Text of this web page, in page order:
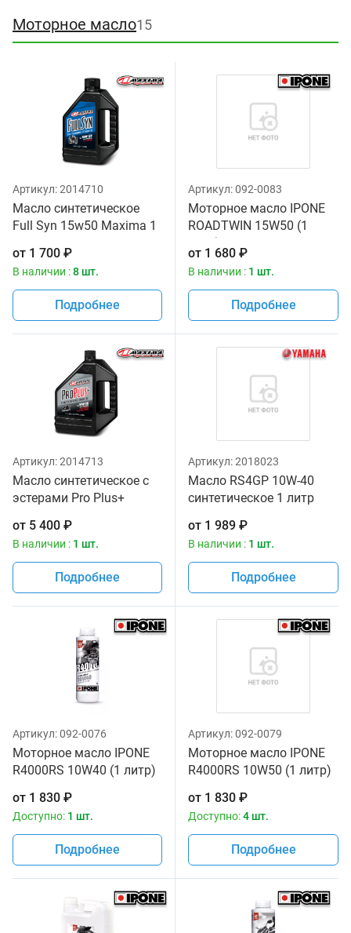
Моторное масло15
Артикул:2014710
Масло синтетическое
Full Syn 15w50 Maxima 1
от 1 700 ₽
В наличии :8 шт.
Подробнее
Артикул:092-0083
Моторное масло IPONE
ROADTWIN 15W50 (1
литр) для мотоциклов
от 1 680 ₽
В наличии : 1 шт.
Подробнее
Артикул:2014713
Масло синтетическое с
эстерами Pro Plus+
от 5 400 ₽
В наличии : 1 шт.
Подробнее
Артикул:2018023
Масло RS4GP 10W-40
синтетическое 1 литр
от 1 989 ₽
В наличии : 1 шт.
Подробнее
Артикул:092-0076
Моторное масло IPONE
R4000RS 10W40 (1 литр)
от 1 830 ₽
Доступно: 1 шт.
Подробнее
Артикул:092-0079
Моторное масло IPONE
R4000RS 10W50 (1 литр)
от 1 830 ₽
Доступно:4 шт.
Подробнее